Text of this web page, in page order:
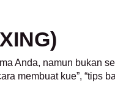
Anda, namun bukan
membuat kue”, “tips